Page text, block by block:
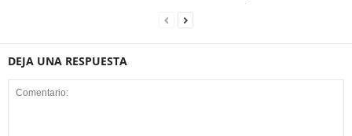
DEJA UNA RESPUESTA